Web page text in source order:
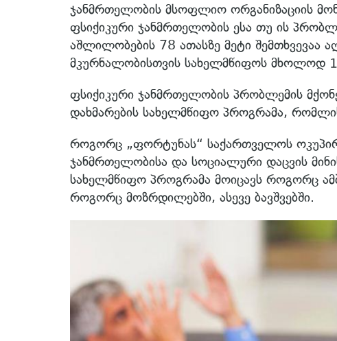
ჯანმრთელობის მსოფლიო ორგანიზაციის
ფსიქიკური ჯანმრთელობის ესა თუ ის
აშლილობების 78 ათასზე მეტი
მკურნალობისთვის სახელმწიფოს მხოლოდ
ფსიქიკური ჯანმრთელობის პრობლემის
დახმარების სახელმწიფო პროგრამა,
როგორც „ფორტუნას“ საქართველოს
ჯანმრთელობისა და სოციალური დაცვის
სახელმწიფო პროგრამა მოიცავს როგორც
როგორც მოზრდილებში, ასევე ბავშვებში.